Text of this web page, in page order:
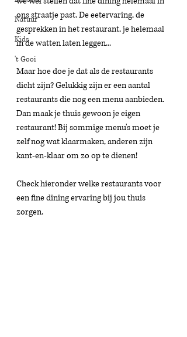
Natuur
Kids
't Gooi
ons straatje past. De eetervaring, de
gesprekken in het restaurant, je helemaal
in de watten laten leggen...
Maar hoe doe je dat als de restaurants
dicht zijn? Gelukkig zijn er een aantal
restaurants die nog een menu aanbieden.
Dan maak je thuis gewoon je eigen
restaurant! Bij sommige menu's moet je
zelf nog wat klaarmaken, anderen zijn
kant-en-klaar om zo op te dienen!
Check hieronder welke restaurants voor
een fine dining ervaring bij jou thuis
zorgen.